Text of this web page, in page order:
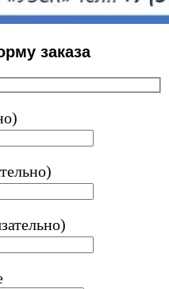
заказа